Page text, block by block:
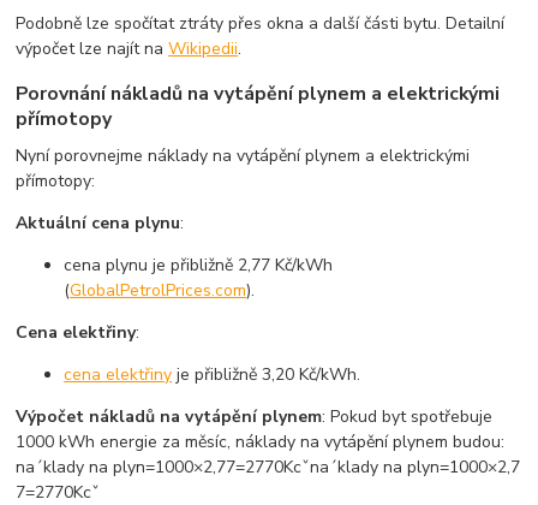
Podobně lze spočítat ztráty přes okna a další části bytu. Detailní
výpočet lze najít naWikipedii.
Porovnání nákladů na vytápění plynem a elektrickými
přímotopy
Nyní porovnejme náklady na vytápění plynem a elektrickými
přímotopy:
Aktuální cena plynu:
cena plynu je přibližně 2,77 Kč/kWh​
(GlobalPetrolPrices.com).
Cena elektřiny:
cena elektřiny je přibližně 3,20 Kč/kWh.
Výpočet nákladů na vytápění plynem: Pokud byt spotřebuje
1000 kWh energie za měsíc, náklady na vytápění plynem budou:
naˊklady na plyn=1000×2,77=2770Kcˇna ˊklady na plyn=1000×2,7
7=2770Kcˇ